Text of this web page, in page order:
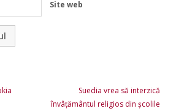
Site web
Suedia vrea să interzică
învâțământul religios din școlile